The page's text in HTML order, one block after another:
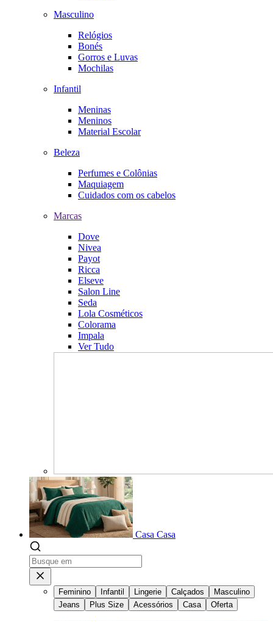
Masculino
Relógios
Bonés
Gorros e Luvas
Mochilas
Infantil
Meninas
Meninos
Material Escolar
Beleza
Perfumes e Colônias
Maquiagem
Cuidados com os cabelos
Marcas
Dove
Nivea
Payot
Ricca
Elseve
Salon Line
Seda
Lola Cosméticos
Colorama
Impala
Ver Tudo
Casa Casa
Feminino Infantil Lingerie Calçados
Masculino
Jeans
Plus Size Acessórios Casa Oferta